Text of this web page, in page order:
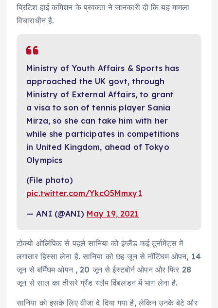
ब्रिटिश हाई कमिशन के प्रवक्‍ता ने जानकारी दी कि यह मामला
विचाराधीन है.
Ministry of Youth Affairs & Sports has
approached the UK govt, through
Ministry of External Affairs, to grant
a visa to son of tennis player Sania
Mirza, so she can take him with her
while she participates in competitions
in United Kingdom, ahead of Tokyo
Olympics
(File photo)
pic.twitter.com/YkcO5Mmxy1
— ANI (@ANI) May 19, 2021
टोक्यो ओलिंपिक से पहले सानिया को इंग्लैंड कई टूर्नामेंट्स में
लगातार हिस्सा लेना है. सानिया को छह जून से नॉटिंघम ओपन, 14
जून से बर्मिंघम ओपन , 20 जून से ईस्टबोर्न ओपन और फिर 28
जून से साल का तीसरे ग्रैंड स्लैम विंबलडन में भाग लेना है.
सानिया को इसके लिए वीजा दे दिया गया है, लेकिन उनके बेटे और